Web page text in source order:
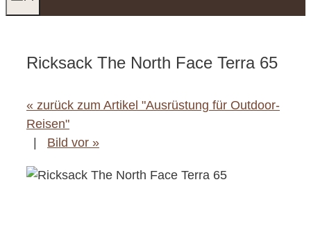
Ricksack The North Face Terra 65
« zurück zum Artikel "Ausrüstung für Outdoor-
Reisen"
|
Bild vor »